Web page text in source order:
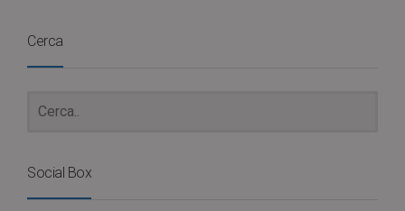
Cerca
Social Box